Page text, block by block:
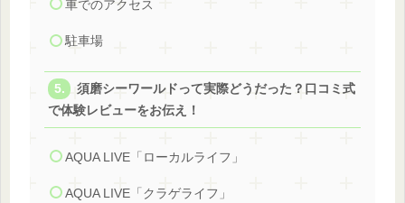
車でのアクセス
駐車場
須磨シーワールドって実際どうだった？口コミ式
で体験レビューをお伝え！
AQUA LIVE「ローカルライフ」
AQUA LIVE「クラゲライフ」